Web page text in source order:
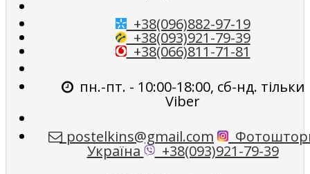
+38(096)882-97-19
+38(093)921-79-39
+38(066)811-71-81
пн.-пт. - 10:00-18:00, сб-нд. тільки
Viber
postelkins@gmail.com
Україна +38(093)921-79-39